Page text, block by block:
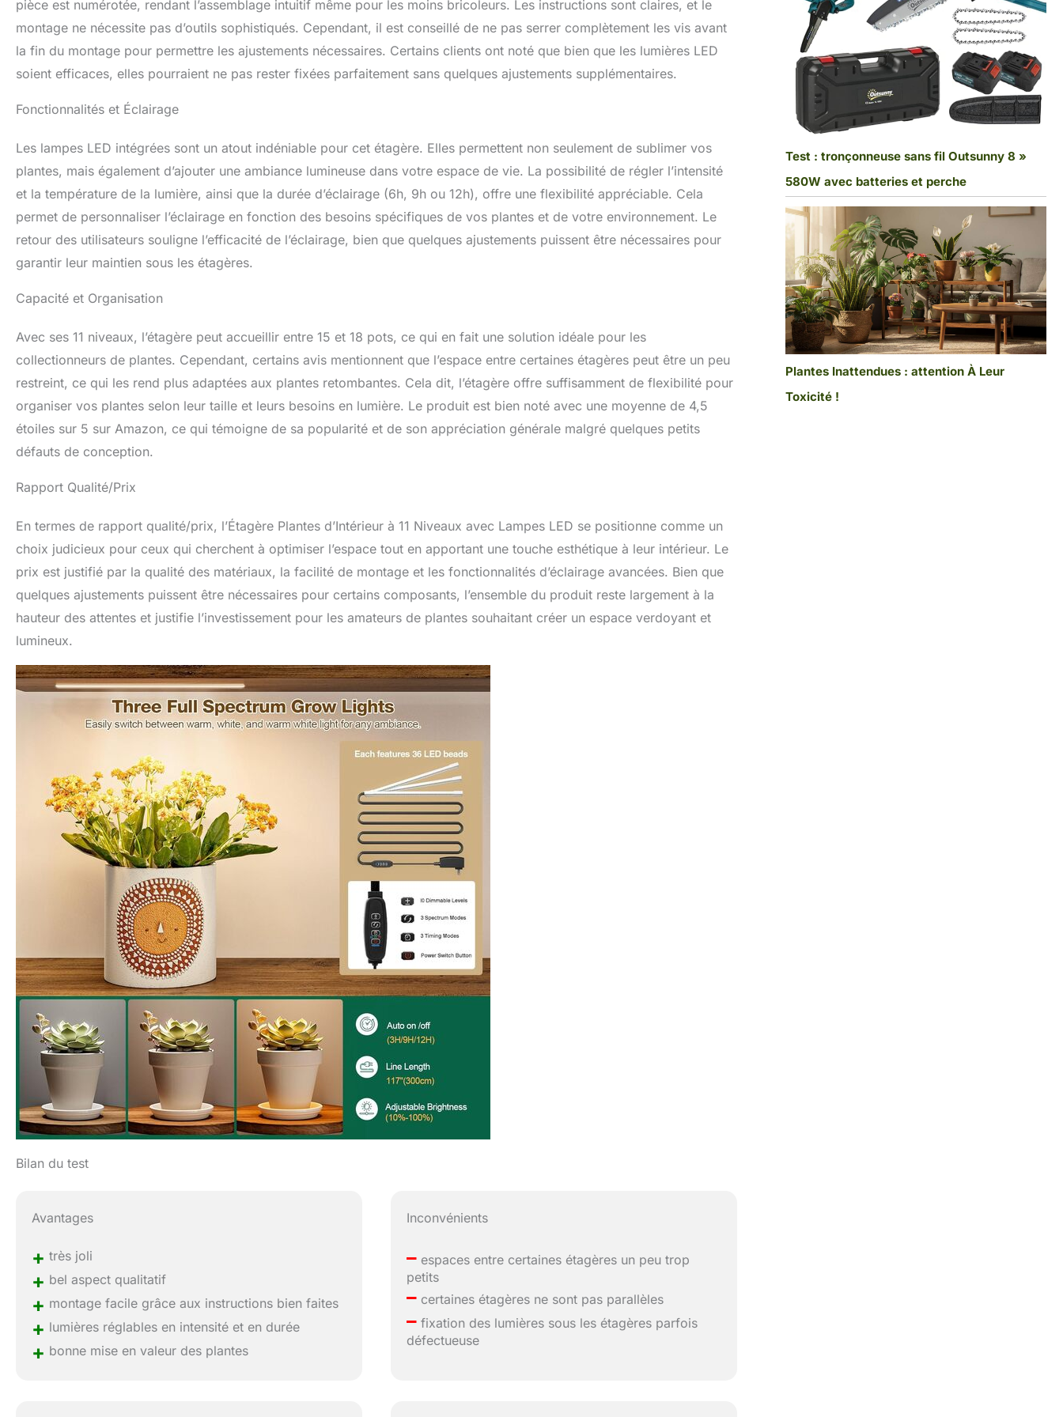
pièce est numérotée, rendant l’assemblage intuitif même pour les moins bricoleurs. Les instructions sont claires, et le
montage ne nécessite pas d’outils sophistiqués. Cependant, il est conseillé de ne pas serrer complètement les vis avant
la fin du montage pour permettre les ajustements nécessaires. Certains clients ont noté que bien que les lumières LED
soient efficaces, elles pourraient ne pas rester fixées parfaitement sans quelques ajustements supplémentaires.
Fonctionnalités et Éclairage
Les lampes LED intégrées sont un atout indéniable pour cet étagère. Elles permettent non seulement de sublimer vos
plantes, mais également d’ajouter une ambiance lumineuse dans votre espace de vie. La possibilité de régler l’intensité
et la température de la lumière, ainsi que la durée d’éclairage (6h, 9h ou 12h), offre une flexibilité appréciable. Cela
permet de personnaliser l’éclairage en fonction des besoins spécifiques de vos plantes et de votre environnement. Le
retour des utilisateurs souligne l’efficacité de l’éclairage, bien que quelques ajustements puissent être nécessaires pour
garantir leur maintien sous les étagères.
Capacité et Organisation
Avec ses 11 niveaux, l’étagère peut accueillir entre 15 et 18 pots, ce qui en fait une solution idéale pour les
collectionneurs de plantes. Cependant, certains avis mentionnent que l’espace entre certaines étagères peut être un peu
restreint, ce qui les rend plus adaptées aux plantes retombantes. Cela dit, l’étagère offre suffisamment de flexibilité pour
organiser vos plantes selon leur taille et leurs besoins en lumière. Le produit est bien noté avec une moyenne de 4,5
étoiles sur 5 sur Amazon, ce qui témoigne de sa popularité et de son appréciation générale malgré quelques petits
défauts de conception.
Rapport Qualité/Prix
En termes de rapport qualité/prix, l’Étagère Plantes d’Intérieur à 11 Niveaux avec Lampes LED se positionne comme un
choix judicieux pour ceux qui cherchent à optimiser l’espace tout en apportant une touche esthétique à leur intérieur. Le
prix est justifié par la qualité des matériaux, la facilité de montage et les fonctionnalités d’éclairage avancées. Bien que
quelques ajustements puissent être nécessaires pour certains composants, l’ensemble du produit reste largement à la
hauteur des attentes et justifie l’investissement pour les amateurs de plantes souhaitant créer un espace verdoyant et
lumineux.
Bilan du test
Avantages
+ très joli
+ bel aspect qualitatif
+ montage facile grâce aux instructions bien faites
+ lumières réglables en intensité et en durée
+ bonne mise en valeur des plantes
Inconvénients
– espaces entre certaines étagères un peu trop
petits
– certaines étagères ne sont pas parallèles
– fixation des lumières sous les étagères parfois
défectueuse
Test : tronçonneuse sans fil Outsunny 8 »
580W avec batteries et perche
Plantes Inattendues : attention À Leur
Toxicité !